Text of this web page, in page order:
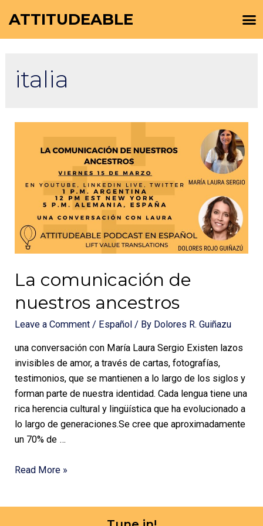
ATTITUDEABLE
italia
La comunicación de
nuestros ancestros
Leave a Comment / Español / By Dolores R. Guiñazu
una conversación con María Laura Sergio Existen lazos
invisibles de amor, a través de cartas, fotografías,
testimonios, que se mantienen a lo largo de los siglos y
forman parte de nuestra identidad. Cada lengua tiene una
rica herencia cultural y lingüística que ha evolucionado a
lo largo de generaciones.Se cree que aproximadamente
un 70% de …
Read More »